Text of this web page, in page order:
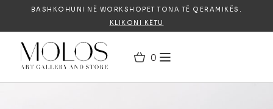
BASHKOHUNI NË WORKSHOPET TONA TË QERAMIKËS.
KLIKONI KËTU